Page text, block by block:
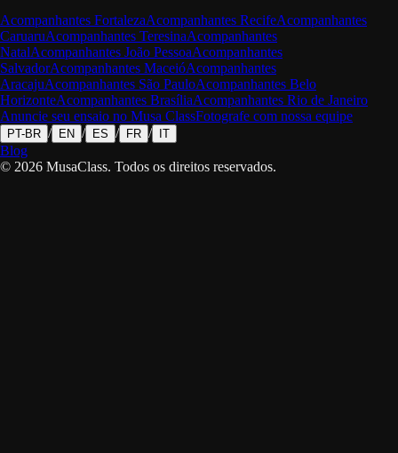
Acompanhantes FortalezaAcompanhantes RecifeAcompanhantes
CaruaruAcompanhantes TeresinaAcompanhantes
NatalAcompanhantes João PessoaAcompanhantes
SalvadorAcompanhantes MaceióAcompanhantes
AracajuAcompanhantes São PauloAcompanhantes Belo
HorizonteAcompanhantes BrasíliaAcompanhantes Rio de Janeiro
Anuncie seu ensaio no Musa ClassFotografe com nossa equipe
PT-BR / EN / ES / FR / IT
Blog
© 2026 MusaClass. Todos os direitos reservados.